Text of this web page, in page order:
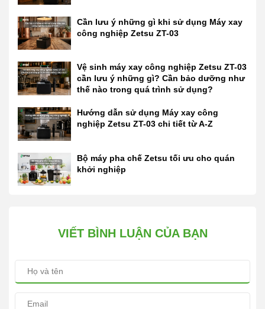
Cần lưu ý những gì khi sử dụng Máy xay
công nghiệp Zetsu ZT-03
Vệ sinh máy xay công nghiệp Zetsu ZT-03
cần lưu ý những gì? Cần bảo dưỡng như
thế nào trong quá trình sử dụng?
Hướng dẫn sử dụng Máy xay công
nghiệp Zetsu ZT-03 chi tiết từ A-Z
Bộ máy pha chế Zetsu tối ưu cho quán
khởi nghiệp
VIẾT BÌNH LUẬN CỦA BẠN